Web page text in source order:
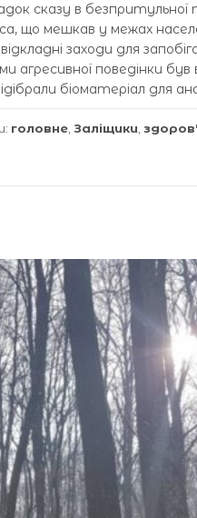
сказу в
що мешкав у межах
заходи для
агресивної поведінки
біоматеріал для
головне Заліщики